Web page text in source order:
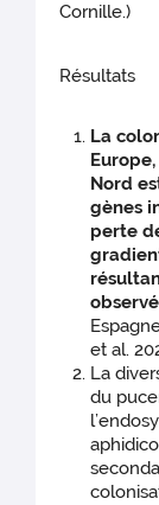
Cornille.)
Résultats
La
Nord
gènes
perte
et al.
La
du